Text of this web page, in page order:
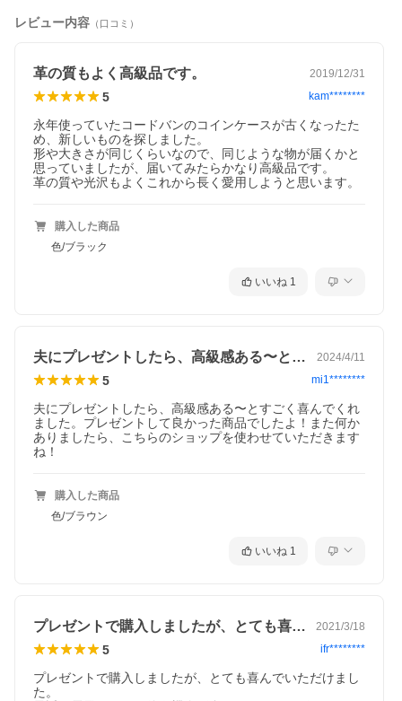
レビュー内容 （口コミ）
革の質もよく高級品です。 2019/12/31
5 kam********
永年使っていたコードバンのコインケースが古くなったた
め、新しいものを探しました。
形や大きさが同じくらいなので、同じような物が届くかと
思っていましたが、届いてみたらかなり高級品です。
革の質や光沢もよくこれから長く愛用しようと思います。
購入した商品
色/ブラック
いいね 1
夫にプレゼントしたら、高級感ある〜とす… 2024/4/11
5 mi1********
夫にプレゼントしたら、高級感ある〜とすごく喜んでくれ
ました。プレゼントして良かった商品でしたよ！また何か
ありましたら、こちらのショップを使わせていただきます
購入した商品
色/ブラウン
いいね 1
プレゼントで購入しましたが、とても喜ん… 2021/3/18
5 ifr********
プレゼントで購入しましたが、とても喜んでいただけまし
た。